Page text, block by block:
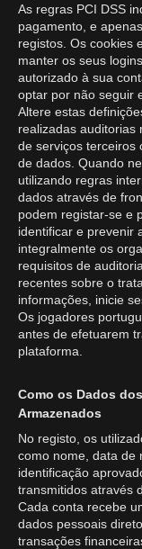
As regras PCI DSS
pagamento, e
registos. Os cookies
manter os seus
autorizado à sua
optar por não seguir
Altere estas
realizadas auditorias
de serviços terceiros
de dados. Quando
utilizando regras
dados através de
podem registar-se e
identificar e prevenir
integralmente os
requisitos de
recentes sobre o
informações, inicie
Os jogadores
antes de efetuarem
plataforma.
Como os Dados
Armazenados
No registo, os
como nome, data de
identificação
transmitidos através
Cada conta recebe
dados pessoais
transações